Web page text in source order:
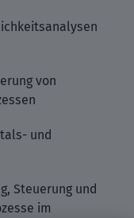
von
und
Steuerung und
im